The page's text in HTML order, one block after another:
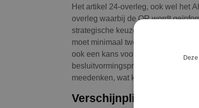
Het artikel 24-overleg, ook wel het
overleg waarbij de OR wordt
strategische keuzes,
moet minimaal twee keer per jaar
ook een kans voor de OR om
besluitvormingsproces.
meedenken, wat kan zorgen voor
Verschijnplicht